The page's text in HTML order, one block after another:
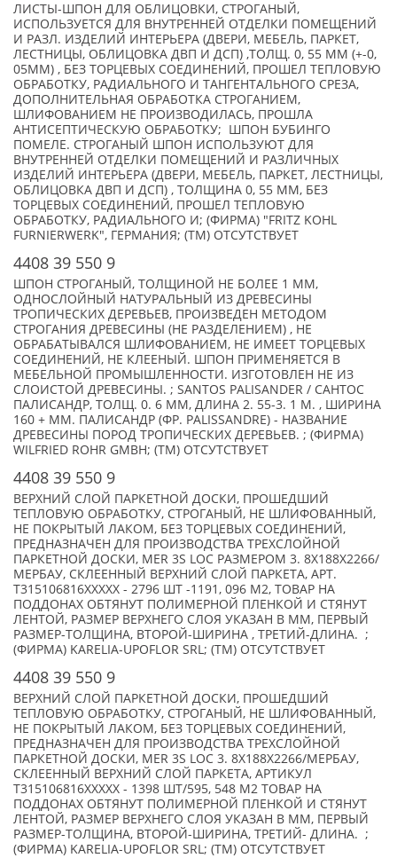
ЛИСТЫ-ШПОН ДЛЯ ОБЛИЦОВКИ, СТРОГАНЫЙ,
ИСПОЛЬЗУЕТСЯ ДЛЯ ВНУТРЕННЕЙ ОТДЕЛКИ ПОМЕЩЕНИЙ
И РАЗЛ. ИЗДЕЛИЙ ИНТЕРЬЕРА (ДВЕРИ, МЕБЕЛЬ, ПАРКЕТ,
ЛЕСТНИЦЫ, ОБЛИЦОВКА ДВП И ДСП) ,ТОЛЩ. 0, 55 ММ (+-0,
05ММ) , БЕЗ ТОРЦЕВЫХ СОЕДИНЕНИЙ, ПРОШЕЛ ТЕПЛОВУЮ
ОБРАБОТКУ, РАДИАЛЬНОГО И ТАНГЕНТАЛЬНОГО СРЕЗА,
ДОПОЛНИТЕЛЬНАЯ ОБРАБОТКА СТРОГАНИЕМ,
ШЛИФОВАНИЕМ НЕ ПРОИЗВОДИЛАСЬ, ПРОШЛА
АНТИСЕПТИЧЕСКУЮ ОБРАБОТКУ; ШПОН БУБИНГО
ПОМЕЛЕ. СТРОГАНЫЙ ШПОН ИСПОЛЬЗУЮТ ДЛЯ
ВНУТРЕННЕЙ ОТДЕЛКИ ПОМЕЩЕНИЙ И РАЗЛИЧНЫХ
ИЗДЕЛИЙ ИНТЕРЬЕРА (ДВЕРИ, МЕБЕЛЬ, ПАРКЕТ, ЛЕСТНИЦЫ,
ОБЛИЦОВКА ДВП И ДСП) , ТОЛЩИНА 0, 55 ММ, БЕЗ
ТОРЦЕВЫХ СОЕДИНЕНИЙ, ПРОШЕЛ ТЕПЛОВУЮ
ОБРАБОТКУ, РАДИАЛЬНОГО И; (ФИРМА) "FRITZ KOHL
FURNIERWERK", ГЕРМАНИЯ; (TM) ОТСУТСТВУЕТ
4408 39 550 9
ШПОН СТРОГАНЫЙ, ТОЛЩИНОЙ НЕ БОЛЕЕ 1 ММ,
ОДНОСЛОЙНЫЙ НАТУРАЛЬНЫЙ ИЗ ДРЕВЕСИНЫ
ТРОПИЧЕСКИХ ДЕРЕВЬЕВ, ПРОИЗВЕДЕН МЕТОДОМ
СТРОГАНИЯ ДРЕВЕСИНЫ (НЕ РАЗДЕЛЕНИЕМ) , НЕ
ОБРАБАТЫВАЛСЯ ШЛИФОВАНИЕМ, НЕ ИМЕЕТ ТОРЦЕВЫХ
СОЕДИНЕНИЙ, НЕ КЛЕЕНЫЙ. ШПОН ПРИМЕНЯЕТСЯ В
МЕБЕЛЬНОЙ ПРОМЫШЛЕННОСТИ. ИЗГОТОВЛЕН НЕ ИЗ
СЛОИСТОЙ ДРЕВЕСИНЫ. ; SANTOS PALISANDER / САНТОС
ПАЛИСАНДР, ТОЛЩ. 0. 6 ММ, ДЛИНА 2. 55-3. 1 М. , ШИРИНА
160 + ММ. ПАЛИСАНДР (ФР. PALISSANDRE) - НАЗВАНИЕ
ДРЕВЕСИНЫ ПОРОД ТРОПИЧЕСКИХ ДЕРЕВЬЕВ. ; (ФИРМА)
WILFRIED ROHR GMBH; (TM) ОТСУТСТВУЕТ
4408 39 550 9
ВЕРХНИЙ СЛОЙ ПАРКЕТНОЙ ДОСКИ, ПРОШЕДШИЙ
ТЕПЛОВУЮ ОБРАБОТКУ, СТРОГАНЫЙ, НЕ ШЛИФОВАННЫЙ,
НЕ ПОКРЫТЫЙ ЛАКОМ, БЕЗ ТОРЦЕВЫХ СОЕДИНЕНИЙ,
ПРЕДНАЗНАЧЕН ДЛЯ ПРОИЗВОДСТВА ТРЕХСЛОЙНОЙ
ПАРКЕТНОЙ ДОСКИ, MER 3S LOC РАЗМЕРОМ 3. 8X188X2266/
МЕРБАУ, СКЛЕЕННЫЙ ВЕРХНИЙ СЛОЙ ПАРКЕТА, АРТ.
T315106816XXXXX - 2796 ШТ -1191, 096 М2, ТОВАР НА
ПОДДОНАХ ОБТЯНУТ ПОЛИМЕРНОЙ ПЛЕНКОЙ И СТЯНУТ
ЛЕНТОЙ, РАЗМЕР ВЕРХНЕГО СЛОЯ УКАЗАН В ММ, ПЕРВЫЙ
РАЗМЕР-ТОЛЩИНА, ВТОРОЙ-ШИРИНА , ТРЕТИЙ-ДЛИНА. ;
(ФИРМА) KARELIA-UPOFLOR SRL; (TM) ОТСУТСТВУЕТ
4408 39 550 9
ВЕРХНИЙ СЛОЙ ПАРКЕТНОЙ ДОСКИ, ПРОШЕДШИЙ
ТЕПЛОВУЮ ОБРАБОТКУ, СТРОГАНЫЙ, НЕ ШЛИФОВАННЫЙ,
НЕ ПОКРЫТЫЙ ЛАКОМ, БЕЗ ТОРЦЕВЫХ СОЕДИНЕНИЙ,
ПРЕДНАЗНАЧЕН ДЛЯ ПРОИЗВОДСТВА ТРЕХСЛОЙНОЙ
ПАРКЕТНОЙ ДОСКИ, MER 3S LOC 3. 8X188X2266/МЕРБАУ,
СКЛЕЕННЫЙ ВЕРХНИЙ СЛОЙ ПАРКЕТА, АРТИКУЛ
T315106816XXXXX - 1398 ШТ/595, 548 М2 ТОВАР НА
ПОДДОНАХ ОБТЯНУТ ПОЛИМЕРНОЙ ПЛЕНКОЙ И СТЯНУТ
ЛЕНТОЙ, РАЗМЕР ВЕРХНЕГО СЛОЯ УКАЗАН В ММ, ПЕРВЫЙ
РАЗМЕР-ТОЛЩИНА, ВТОРОЙ-ШИРИНА, ТРЕТИЙ- ДЛИНА. ;
(ФИРМА) KARELIA-UPOFLOR SRL; (TM) ОТСУТСТВУЕТ